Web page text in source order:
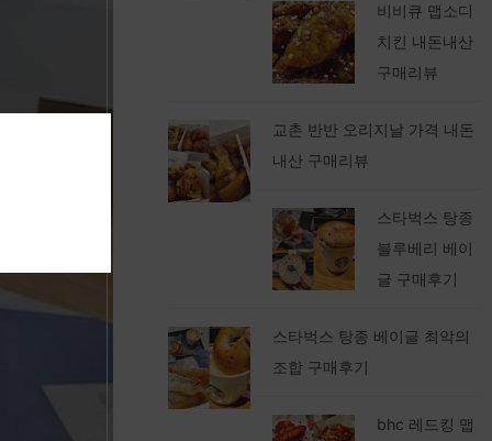
비비큐 맵소디
치킨 내돈내산
구매리뷰
교촌 반반 오리지날 가격 내돈
내산 구매리뷰
스타벅스 탕종
블루베리 베이
글 구매후기
스타벅스 탕종 베이글 최악의
조합 구매후기
bhc 레드킹 맵